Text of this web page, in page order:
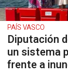
PAÍS VASCO
Diputación
un sistema
frente a